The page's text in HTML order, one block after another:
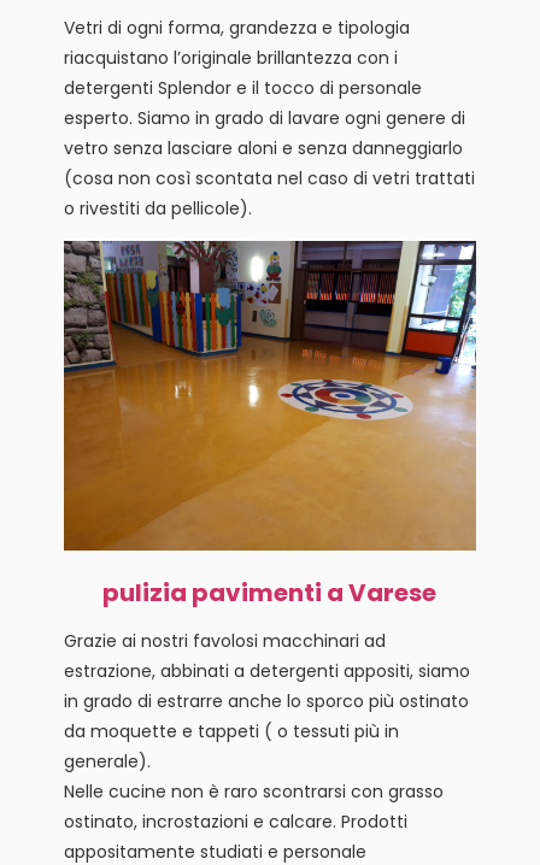
Vetri di ogni forma, grandezza e tipologia
riacquistano l’originale brillantezza con i
detergenti Splendor e il tocco di personale
esperto. Siamo in grado di lavare ogni genere di
vetro senza lasciare aloni e senza danneggiarlo
(cosa non così scontata nel caso di vetri trattati
o rivestiti da pellicole).
pulizia pavimenti a Varese
Grazie ai nostri favolosi macchinari ad
estrazione, abbinati a detergenti appositi, siamo
in grado di estrarre anche lo sporco più ostinato
da moquette e tappeti ( o tessuti più in
generale).
Nelle cucine non è raro scontrarsi con grasso
ostinato, incrostazioni e calcare. Prodotti
appositamente studiati e personale